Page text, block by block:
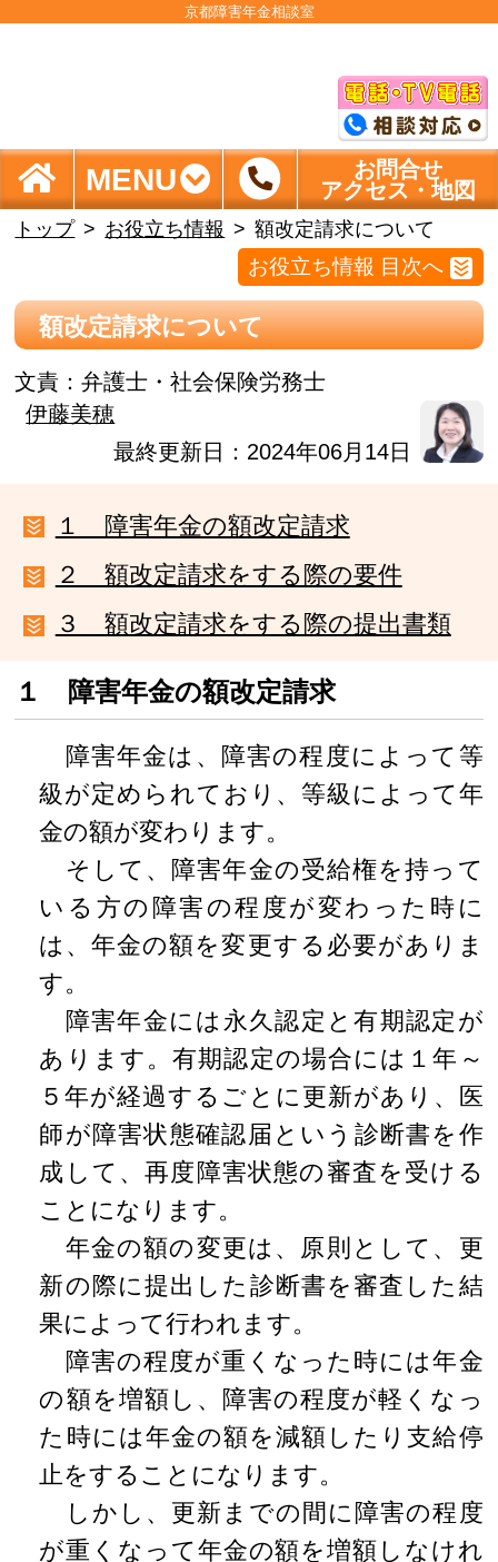
京都障害年金相談室
MENU
お問合せ
アクセス・地図
トップ お役立ち情報 額改定請求について
お役立ち情報 目次へ
額改定請求について
文責：弁護士・社会保険労務士
伊藤美穂
最終更新日：2024年06月14日
１ 障害年金の額改定請求
２ 額改定請求をする際の要件
３ 額改定請求をする際の提出書類
１ 障害年金の額改定請求
障害年金は、障害の程度によって等
級が定められており、等級によって年
金の額が変わります。
そして、障害年金の受給権を持って
いる方の障害の程度が変わった時に
は、年金の額を変更する必要がありま
す。
障害年金には永久認定と有期認定が
あります。有期認定の場合には１年～
５年が経過するごとに更新があり、医
師が障害状態確認届という診断書を作
成して、再度障害状態の審査を受ける
ことになります。
年金の額の変更は、原則として、更
新の際に提出した診断書を審査した結
果によって行われます。
障害の程度が重くなった時には年金
の額を増額し、障害の程度が軽くなっ
た時には年金の額を減額したり支給停
止をすることになります。
しかし、更新までの間に障害の程度
が重くなって年金の額を増額しなけれ